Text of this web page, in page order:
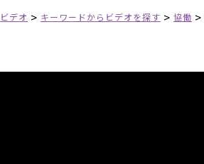
ビデオ > キーワードからビデオを探す > 協働 >